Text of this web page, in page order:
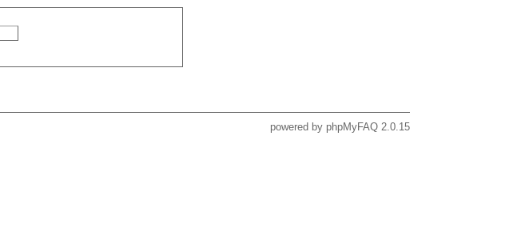
powered by phpMyFAQ 2.0.15